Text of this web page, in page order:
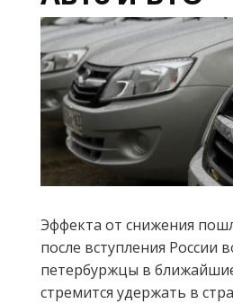
Эффекта от снижения
после вступления
петербуржцы в
стремится удержать в